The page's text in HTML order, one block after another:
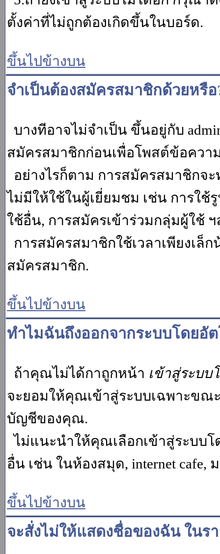
ตั้งค่าที่ไม่ถูกต้องเกิดขึ้นในบอร์ด.
ขึ้นไปข้างบน
จำเป็นต้องสมัครสมาชิกด้วยหรือ
บางทีอาจไม่จำเป็น ขึ้นอยู่กับ
สมัครสมาชิกก่อนเพื่อโพสต์ข้อควา
อย่างไรก็ตาม การสมัครสมาชิก
ไม่มีให้ใช้ในผู้เยี่ยมชม เช่น การใช้
ใช้อื่น, การสมัครเข้าร่วมกลุ่มผู้ใช้ ฯ
การสมัครสมาชิกใช้เวลาเพียงเ
สมัครสมาชิก.
ขึ้นไปข้างบน
ทำไมฉันถึงออกจากระบบโดยอั
ถ้าคุณไม่ได้กาถูกหน้า เข้าสู่ระบ
จะยอมให้คุณเข้าสู่ระบบเฉพาะขณ
บัญชีของคุณ.
ไม่แนะนำให้คุณเลือกเข้าสู่ระบบ
อื่น เช่น ในห้องสมุด, internet cafe,
ขึ้นไปข้างบน
จะสั่งไม่ให้แสดงชื่อของฉัน ในร